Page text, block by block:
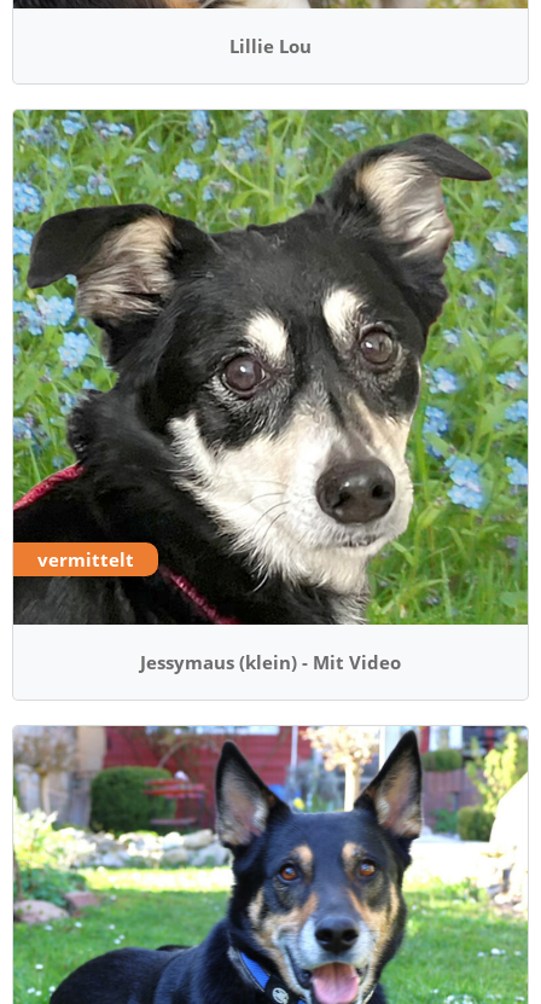
Lillie Lou
vermittelt
Jessymaus (klein) - Mit Video